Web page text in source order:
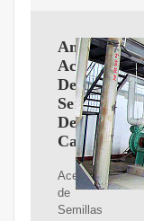
Amazon.es:
Aceite
De
Semillas
De
Calabaza
Aceite
de
Semillas